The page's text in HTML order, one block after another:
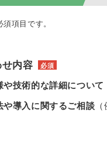
須項目です。
内容 必須
や技術的な詳細について
や導入に関するご相談